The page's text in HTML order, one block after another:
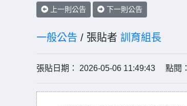
上一則公告 下一則公告
一般公告 / 張貼者 訓育組長
張貼日期： 2026-05-06 11:49:43 點閱：